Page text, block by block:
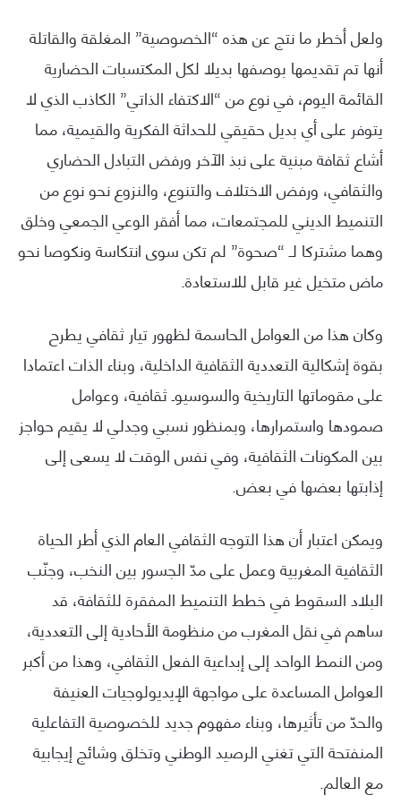
ولعل أخطر ما نتج عن هذه “الخصوصية” المغلقة والقاتلة
أنها تم تقديمها بوصفها بديلا لكل المكتسبات الحضارية
القائمة اليوم، في نوع من “الاكتفاء الذاتي” الكاذب الذي لا
يتوفر على أي بديل حقيقي للحداثة الفكرية والقيمية، مما
أشاع ثقافة مبنية على نبذ الآخر ورفض التبادل الحضاري
والثقافي، ورفض الاختلاف والتنوع، والنزوع نحو نوع من
التنميط الديني للمجتمعات، مما أفقر الوعي الجمعي وخلق
وهما مشتركا لـ “صحوة” لم تكن سوى انتكاسة ونكوصا نحو
ماض متخيل غير قابل للاستعادة.
وكان هذا من العوامل الحاسمة لظهور تيار ثقافي يطرح
بقوة إشكالية التعددية الثقافية الداخلية، وبناء الذات اعتمادا
على مقوماتها التاريخية والسوسيوـ ثقافية، وعوامل
صمودها واستمرارها، وبمنظور نسبي وجدلي لا يقيم حواجز
بين المكونات الثقافية، وفي نفس الوقت لا يسعى إلى
إذابتها بعضها في بعض.
ويمكن اعتبار أن هذا التوجه الثقافي العام الذي أطر الحياة
الثقافية المغربية وعمل على مدّ الجسور بين النخب، وجنّب
البلاد السقوط في خطط التنميط المفقرة للثقافة، قد
ساهم في نقل المغرب من منظومة الأحادية إلى التعددية،
ومن النمط الواحد إلى إبداعية الفعل الثقافي، وهذا من أكبر
العوامل المساعدة على مواجهة الإيديولوجيات العنيفة
والحدّ من تأثيرها، وبناء مفهوم جديد للخصوصية التفاعلية
المنفتحة التي تغني الرصيد الوطني وتخلق وشائج إيجابية
مع العالم.